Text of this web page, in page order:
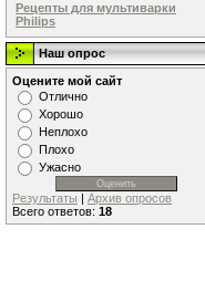
Рецепты для мультиварки
Philips
Наш опрос
Оцените мой сайт
Отлично
Хорошо
Неплохо
Плохо
Ужасно
Результаты | Архив опросов
Всего ответов: 18